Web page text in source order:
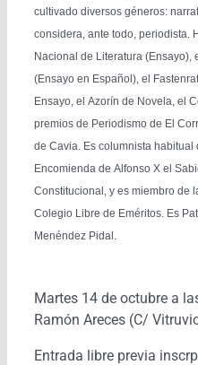
cultivado diversos géneros:
considera, ante todo, periodista.
Nacional de Literatura (Ensayo),
(Ensayo en Español), el
Ensayo, el Azorín de Novela, el
premios de Periodismo de El
de Cavia. Es columnista habitual
Encomienda de Alfonso X el
Constitucional, y es miembro de
Colegio Libre de Eméritos. Es
Menéndez Pidal.
Martes 14 de octubre a
Ramón Areces (C/
Entrada libre previa